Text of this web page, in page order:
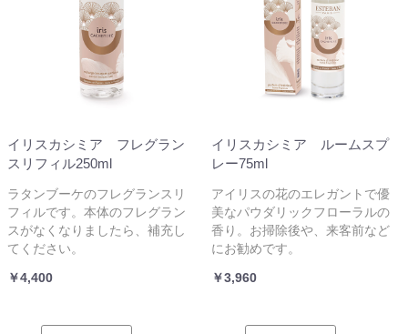
イリスカシミア フレグラン
スリフィル250ml
ラタンブーケのフレグランスリ
フィルです。本体のフレグラン
スがなくなりましたら、補充し
てください。
￥4,400
イリスカシミア ルームスプ
レー75ml
アイリスの花のエレガントで優
美なパウダリックフローラルの
香り。お掃除後や、来客前など
にお勧めです。
￥3,960